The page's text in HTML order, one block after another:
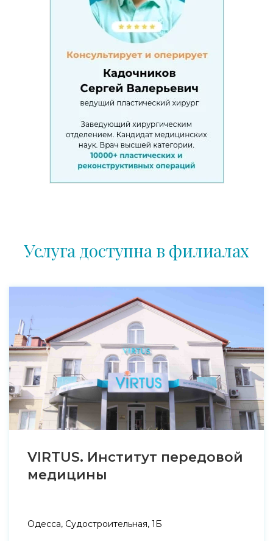
Услуга доступна в филиалах
VIRTUS. Институт передовой
медицины
Одесса, Судостроительная, 1Б